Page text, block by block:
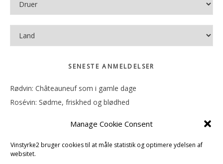
Manage Cookie Consent
Vinstyrke2 bruger cookies til at måle statistik og optimere ydelsen af
websitet.
SENESTE ANMELDELSER
Rødvin: Châteauneuf som i gamle dage
Rosévin: Sødme, friskhed og blødhed
Rosévin: Forfriskende bagatel
Rosévin: Sødmen hænger i munden